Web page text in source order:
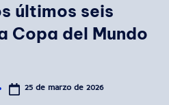
últimos seis
Copa del Mundo
25 de marzo de 2026